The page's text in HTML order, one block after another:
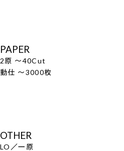
PAPER
2原 ～40Cut
動仕 ～3000枚
OTHER
LO／一原